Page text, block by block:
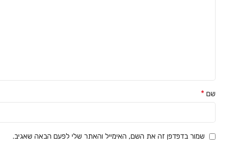
שם *
שמור בדפדפן זה את השם, האימייל והאתר שלי לפעם הבאה שאגיב.